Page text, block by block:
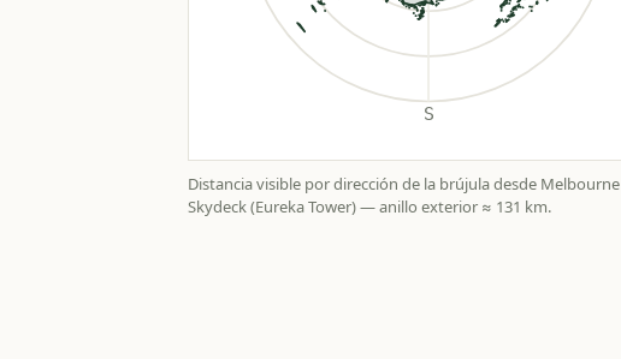
Distancia visible por dirección de la brújula desde Melbourne
Skydeck (Eureka Tower) — anillo exterior ≈ 131 km.